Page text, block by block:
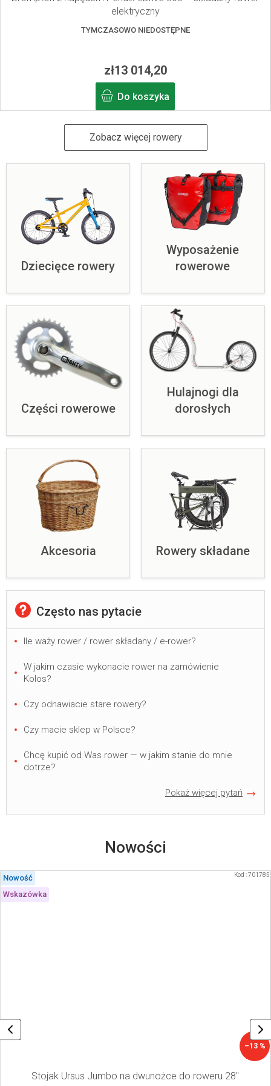
elektryczny
TYMCZASOWO NIEDOSTĘPNE
zł13 014,20
Do koszyka
Zobacz więcej rowery
Dziecięce rowery
Wyposażenie
rowerowe
Części rowerowe
Hulajnogi dla
dorosłych
Akcesoria Rowery składane
Często nas pytacie
Ile waży rower / rower składany / e-rower?
W jakim czasie wykonacie rower na zamówienie
Kolos?
Czy odnawiacie stare rowery?
Czy macie sklep w Polsce?
Chcę kupić od Was rower — w jakim stanie do mnie
dotrze?
Pokaż więcej pytań
Nowości
Nowość
Wskazówka
–13 %
Stojak Ursus Jumbo na dwunożce do roweru 28"
Kod :701785